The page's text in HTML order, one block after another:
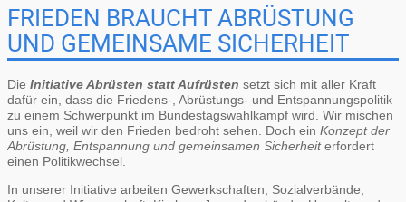
FRIEDEN BRAUCHT ABRÜSTUNG
UND GEMEINSAME SICHERHEIT
Die Initiative Abrüsten statt Aufrüsten setzt sich mit aller Kraft
dafür ein, dass die Friedens-, Abrüstungs- und Entspannungspolitik
zu einem Schwerpunkt im Bundestagswahlkampf wird. Wir mischen
uns ein, weil wir den Frieden bedroht sehen. Doch ein Konzept der
Abrüstung, Entspannung und gemeinsamen Sicherheiterfordert
einen Politikwechsel.
In unserer Initiative arbeiten Gewerkschaften, Sozialverbände,